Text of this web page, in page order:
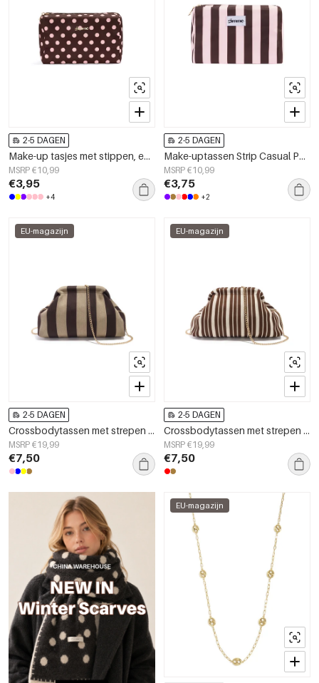
2-5 DAGEN
Make-up tasjes met stippen, eenvoudig, polyester, dagelijkse accessoires
MSRP €10,99
€3,95
+4
2-5 DAGEN
Make-uptassen Strip Casual Polyester Dagelijkse Accessoires
MSRP €10,99
€3,75
+2
EU-magazijn
2-5 DAGEN
Crossbodytassen met strepen van polyester. Accessoires.
MSRP €19,99
€7,50
EU-magazijn
2-5 DAGEN
Crossbodytassen met strepen van polyester. Accessoires.
MSRP €19,99
€7,50
EU-magazijn